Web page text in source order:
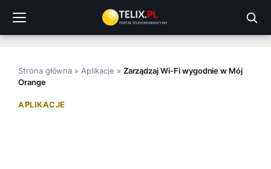
treści
Strona główna » Aplikacje » Zarządzaj Wi-Fi wygodnie w Mój
Orange
APLIKACJE